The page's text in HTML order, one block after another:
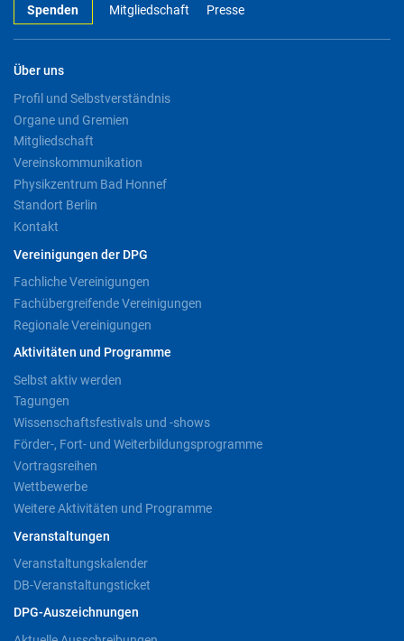
Spenden Mitgliedschaft Presse
Über uns
Profil und Selbstverständnis
Organe und Gremien
Mitgliedschaft
Vereinskommunikation
Physikzentrum Bad Honnef
Standort Berlin
Kontakt
Vereinigungen der DPG
Fachliche Vereinigungen
Fachübergreifende Vereinigungen
Regionale Vereinigungen
Aktivitäten und Programme
Selbst aktiv werden
Tagungen
Wissenschaftsfestivals und -shows
Förder-, Fort- und Weiterbildungsprogramme
Vortragsreihen
Wettbewerbe
Weitere Aktivitäten und Programme
Veranstaltungen
Veranstaltungskalender
DB-Veranstaltungsticket
DPG-Auszeichnungen